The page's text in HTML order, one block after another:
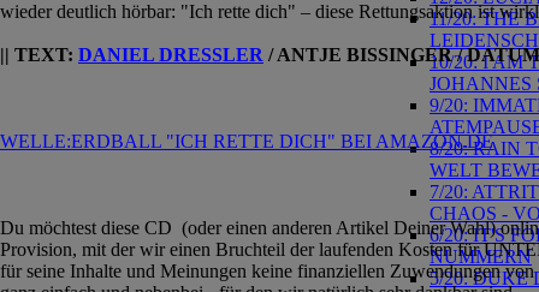
11/20: THE
10/20: I AM
JOHANNES
9/20:
8/20: RAIN
WELT
7/20:
CHAOS -
6/20: IT'S
NUMMERN
5/20: DUKE
wieder deutlich hörbar: "Ich rette dich" – diese Rettungsaktion ist
|| TEXT: DANIEL DRESSLER / ANTJE BISSINGER /
WELLE:ERDBALL "ICH RETTE DICH" BEI AMAZON.DE
Du möchtest diese CD (oder einen anderen Artikel Deiner Wahl)
Provision, mit der wir einen Bruchteil der laufenden Kosten für
für seine Inhalte und Meinungen keine finanziellen Zuwendungen